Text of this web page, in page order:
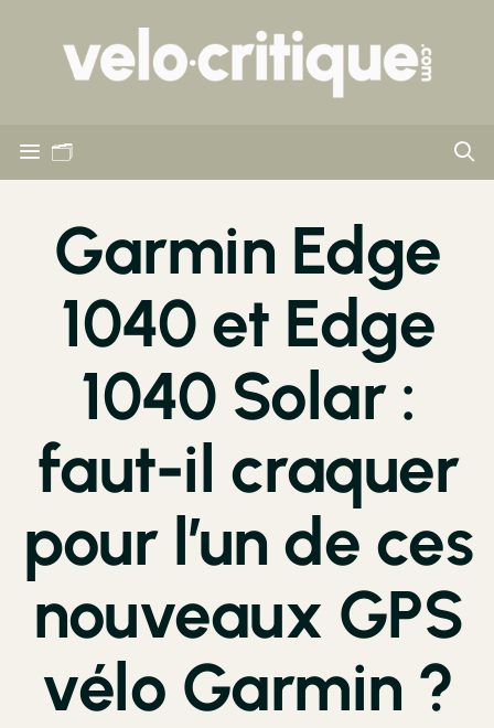
🗂
Garmin Edge
1040 et Edge
1040 Solar :
faut-il craquer
pour l’un de ces
nouveaux GPS
vélo Garmin ?